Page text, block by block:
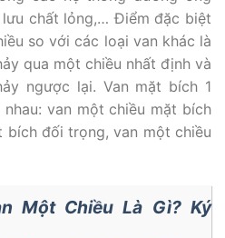
chất lỏng,… Điểm đặc biệt
so với các loại van khác là
qua một chiều nhất định và
ngược lại. Van mặt bích 1
van một chiều mặt bích
bích đối trọng, van một chiều
Một Chiều Là Gì? Ký